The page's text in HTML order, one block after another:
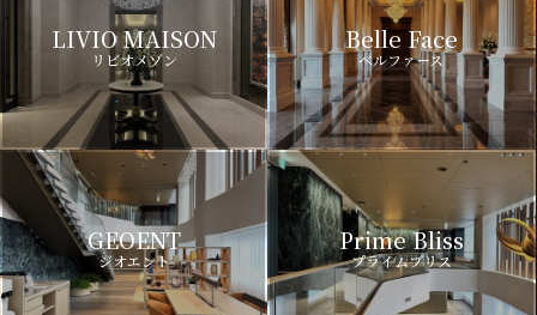
LIVIO MAISON
リビオメゾン
Belle Face
ベルファース
GEOENT
ジオエント
Prime Bliss
プライムブリス